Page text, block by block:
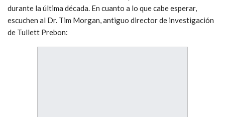
durante la última década. En cuanto a lo que cabe esperar,
escuchen al Dr. Tim Morgan, antiguo director de investigación
de Tullett Prebon: